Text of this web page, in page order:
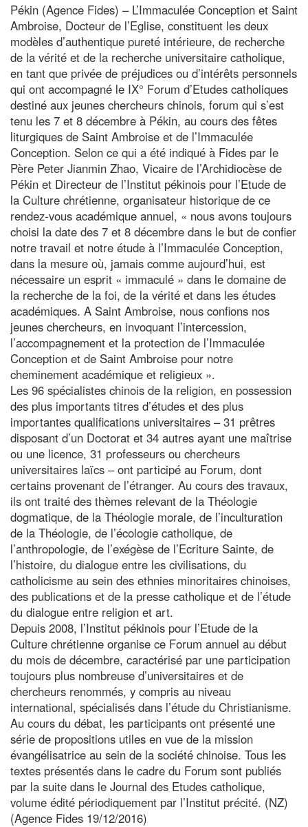
Pékin (Agence Fides) – L’Immaculée Conception et Saint
Ambroise, Docteur de l’Eglise, constituent les deux
modèles d’authentique pureté intérieure, de recherche
de la vérité et de la recherche universitaire catholique,
en tant que privée de préjudices ou d’intérêts personnels
qui ont accompagné le IX° Forum d’Etudes catholiques
destiné aux jeunes chercheurs chinois, forum qui s’est
tenu les 7 et 8 décembre à Pékin, au cours des fêtes
liturgiques de Saint Ambroise et de l’Immaculée
Conception. Selon ce qui a été indiqué à Fides par le
Père Peter Jianmin Zhao, Vicaire de l’Archidiocèse de
Pékin et Directeur de l’Institut pékinois pour l’Etude de
la Culture chrétienne, organisateur historique de ce
rendez-vous académique annuel, « nous avons toujours
choisi la date des 7 et 8 décembre dans le but de confier
notre travail et notre étude à l’Immaculée Conception,
dans la mesure où, jamais comme aujourd’hui, est
nécessaire un esprit « immaculé » dans le domaine de
la recherche de la foi, de la vérité et dans les études
académiques. A Saint Ambroise, nous confions nos
jeunes chercheurs, en invoquant l’intercession,
l’accompagnement et la protection de l’Immaculée
Conception et de Saint Ambroise pour notre
cheminement académique et religieux ».
Les 96 spécialistes chinois de la religion, en possession
des plus importants titres d’études et des plus
importantes qualifications universitaires – 31 prêtres
disposant d’un Doctorat et 34 autres ayant une maîtrise
ou une licence, 31 professeurs ou chercheurs
universitaires laïcs – ont participé au Forum, dont
certains provenant de l’étranger. Au cours des travaux,
ils ont traité des thèmes relevant de la Théologie
dogmatique, de la Théologie morale, de l’inculturation
de la Théologie, de l’écologie catholique, de
l’anthropologie, de l’exégèse de l’Ecriture Sainte, de
l’histoire, du dialogue entre les civilisations, du
catholicisme au sein des ethnies minoritaires chinoises,
des publications et de la presse catholique et de l’étude
du dialogue entre religion et art.
Depuis 2008, l’Institut pékinois pour l’Etude de la
Culture chrétienne organise ce Forum annuel au début
du mois de décembre, caractérisé par une participation
toujours plus nombreuse d’universitaires et de
chercheurs renommés, y compris au niveau
international, spécialisés dans l’étude du Christianisme.
Au cours du débat, les participants ont présenté une
série de propositions utiles en vue de la mission
évangélisatrice au sein de la société chinoise. Tous les
textes présentés dans le cadre du Forum sont publiés
par la suite dans le Journal des Etudes catholique,
volume édité périodiquement par l’Institut précité. (NZ)
(Agence Fides 19/12/2016)